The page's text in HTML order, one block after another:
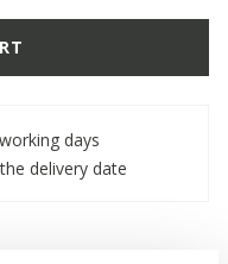
days
delivery date